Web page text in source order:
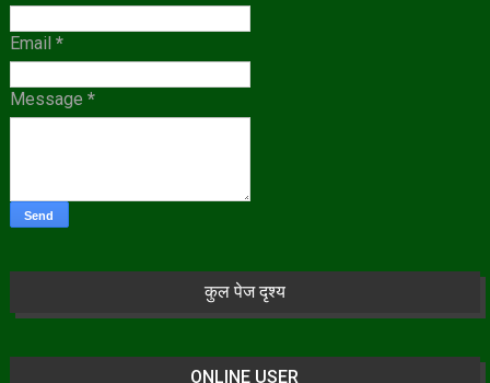
Email *
Message *
कुल पेज दृश्य
ONLINE USER